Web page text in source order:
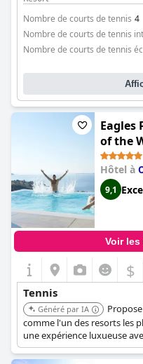
Nombre de courts de tennis 4
Nombre de courts de tennis
Nombre de courts de tennis
Eagles
of the
Hôtel à
9,1
Voir
$
Tennis
Généré par IA
comme l'un des resorts les
une expérience luxueuse
service de qualité.